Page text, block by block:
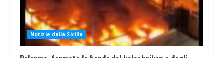
Notizie dalla Sicilia